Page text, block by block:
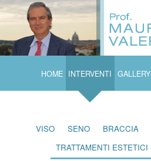
HOME INTERVENTI GALLERY
VISO SENO BRACCIA
TRATTAMENTI ESTETICI